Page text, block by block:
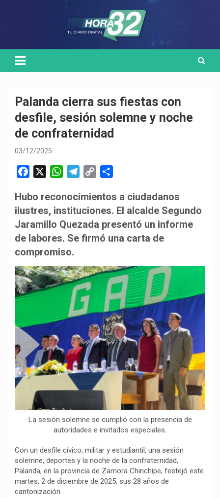
Palanda cierra sus fiestas con
desfile, sesión solemne y noche
de confraternidad
03/12/2025
c
e
b
o
o
W
a
t
s
p
l
e
g
r
p
y
L
i
m
p
a
r
r
Hubo reconocimientos a ciudadanos
ilustres, instituciones. El alcalde Segundo
Jaramillo Quezada presentó un informe
de labores. Se firmó una carta de
compromiso.
La sesión solemne se cumplió con la presencia de
autoridades e invitados especiales.
Con un desfile cívico, militar y estudiantil, una sesión
solemne, deportes y la noche de la confraternidad,
Palanda, en la provincia de Zamora Chinchipe, festejó este
martes, 2 de diciembre de 2025, sus 28 años de
cantonización.